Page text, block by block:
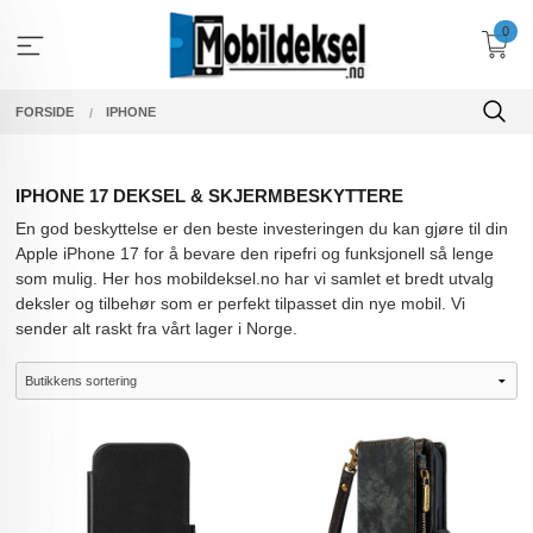
innholdet
0
FORSIDE IPHONE
IPHONE 17 DEKSEL & SKJERMBESKYTTERE
En god beskyttelse er den beste investeringen du kan gjøre til din
Apple iPhone 17 for å bevare den ripefri og funksjonell så lenge
som mulig. Her hos mobildeksel.no har vi samlet et bredt utvalg
deksler og tilbehør som er perfekt tilpasset din nye mobil. Vi
sender alt raskt fra vårt lager i Norge.